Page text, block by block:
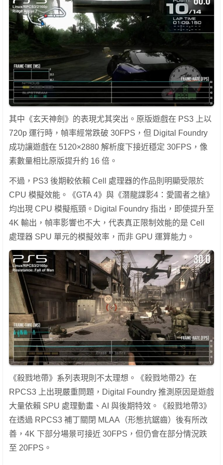
其中《玄天神劍》的表現尤其突出。原版遊戲在 PS3 上以
720p 運行時，幀率經常跌破 30FPS，但 Digital Foundry
成功讓遊戲在 5120×2880 解析度下接近穩定 30FPS，像
素數量相比原版提升約 16 倍。
不過，PS3 後期較依賴 Cell 處理器的作品則明顯受限於
CPU 模擬效能。《GTA 4》與《潛龍諜影4：愛國者之槍》
均出現 CPU 模擬瓶頸。Digital Foundry 指出，即使提升至
4K 輸出，幀率影響也不大，代表真正限制效能的是 Cell
處理器 SPU 單元的模擬效率，而非 GPU 運算能力。
《殺戮地帶》系列表現則不太理想。《殺戮地帶2》在
RPCS3 上出現嚴重問題，Digital Foundry 推測原因是遊戲
大量依賴 SPU 處理動畫、AI 與後期特效。《殺戮地帶3》
在透過 RPCS3 補丁關閉 MLAA（形態抗鋸齒）後有所改
善，4K 下部分場景可接近 30FPS，但仍會在部分情況跌
至 20FPS。